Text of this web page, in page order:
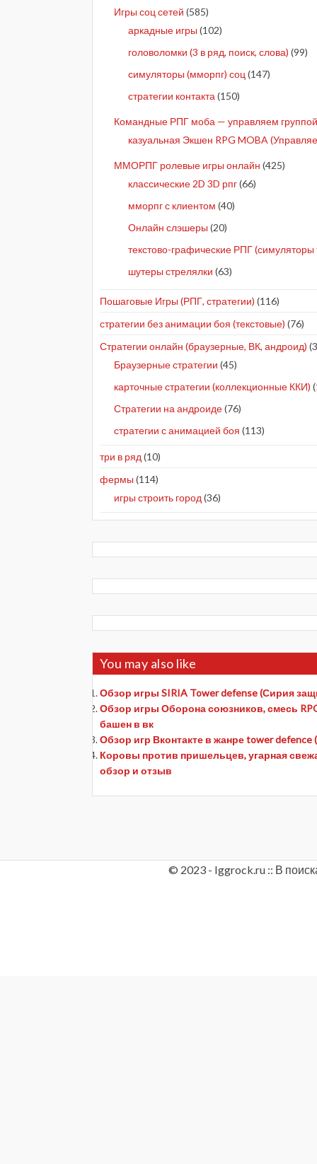
Игры соц сетей (585)
аркадные игры (102)
головоломки (3 в ряд, поиск, слова) (99)
симуляторы (мморпг) соц (147)
стратегии контакта (150)
Командные РПГ моба — управляем группой
казуальная Экшен RPG MOBA
ММОРПГ ролевые игры онлайн (425)
классические 2D 3D рпг(66)
мморпг с клиентом (40)
Онлайн слэшеры (20)
текстово-графические РПГ
шутеры стрелялки (63)
Пошаговые Игры (РПГ, стратегии) (116)
стратегии без анимации боя (текстовые) (76)
Стратегии онлайн (браузерные, ВК, андроид)
Браузерные стратегии (45)
карточные стратегии (коллекционные ККИ)
Стратегии на андроиде(76)
стратегии с анимацией боя (113)
три в ряд (10)
фермы (114)
игры строить город (36)
You may also like
Обзор игры SIRIA Tower defense (Сирия
Обзор игры Оборона союзников, смесь
башен в вк
Обзор игр Вконтакте в жанре tower defence
Коровы против пришельцев, угарная
обзор и отзыв
© 2023 - Iggrock.ru :: В